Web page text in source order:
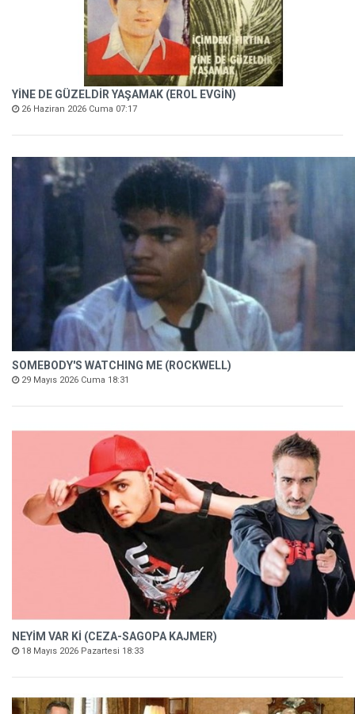
YİNE DE GÜZELDİR YAŞAMAK (EROL EVGİN)
26 Haziran 2026 Cuma 07:17
SOMEBODY'S WATCHING ME (ROCKWELL)
29 Mayıs 2026 Cuma 18:31
NEYİM VAR Kİ (CEZA-SAGOPA KAJMER)
18 Mayıs 2026 Pazartesi 18:33